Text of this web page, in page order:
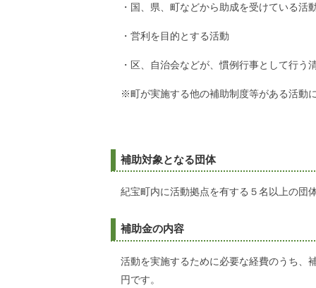
・国、県、町などから助成を受けている活
・営利を目的とする活動
・区、自治会などが、慣例行事として行う
※町が実施する他の補助制度等がある活動
補助対象となる団体
紀宝町内に活動拠点を有する５名以上の団
補助金の内容
活動を実施するために必要な経費のうち、
円です。